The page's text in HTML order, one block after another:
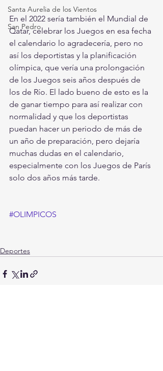
Santa Aurelia de los Vientos
San Pedro
En el 2022 sería también el Mundial de
Qatar, celebrar los Juegos en esa fecha
el calendario lo agradecería, pero no
así los deportistas y la planificación
olímpica, que vería una prolongación
de los Juegos seis años después de
los de Río. El lado bueno de esto es la
de ganar tiempo para así realizar con
normalidad y que los deportistas
puedan hacer un periodo de más de
un año de preparación, pero dejaría
muchas dudas en el calendario,
especialmente con los Juegos de París
solo dos años más tarde.
#OLIMPICOS
Deportes